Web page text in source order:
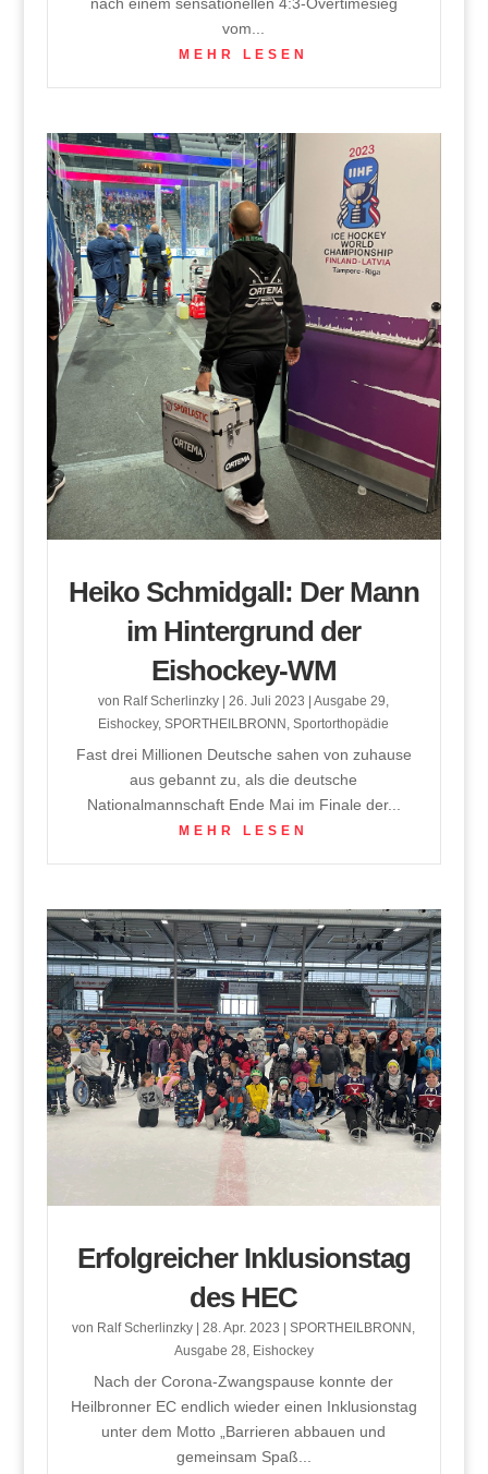
vom...
MEHR LESEN
Heiko Schmidgall: Der Mann
im Hintergrund der
Eishockey-WM
von Ralf Scherlinzky | 26. Juli 2023 |Ausgabe 29
Eishockey,SPORTHEILBRONN ,Sportorthopädie
Fast drei Millionen Deutsche sahen von zuhause
aus gebannt zu, als die deutsche
Nationalmannschaft Ende Mai im Finale der...
MEHR LESEN
Erfolgreicher Inklusionstag
des HEC
von Ralf Scherlinzky |28. Apr. 2023 |SPORTHEILBRONN ,
Ausgabe 28, Eishockey
Nach der Corona-Zwangspause konnte der
Heilbronner EC endlich wieder einen Inklusionstag
unter dem Motto „Barrieren abbauen und
gemeinsam Spaß...